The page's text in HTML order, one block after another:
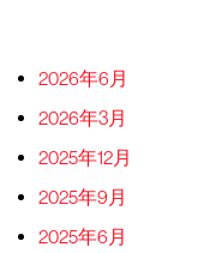
2026年6月
2026年3月
2025年12月
2025年9月
2025年6月